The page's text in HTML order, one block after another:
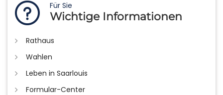
Für Sie
Wichtige Informationen
Rathaus
Wahlen
Leben in Saarlouis
Formular-Center